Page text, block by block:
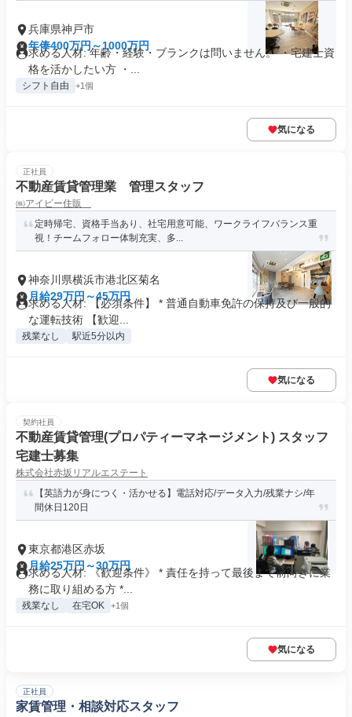
兵庫県神戸市
年俸400万円～1000万円
求める人材: 年齢・経験・ブランクは問いません。 ・宅建士資
格を活かしたい方 ・...
シフト自由 +1個
気になる
正社員
不動産賃貸管理業 管理スタッフ
㈱アイビー住販
定時帰宅、資格手当あり、社宅用意可能、ワークライフバランス重
視！チームフォロー体制充実、多...
神奈川県横浜市港北区菊名
月給29万円～45万円
求める人材: 【必須条件】 * 普通自動車免許の保持及び一般的
な運転技術 【歓迎...
残業なし 駅近5分以内
気になる
契約社員
不動産賃貸管理(プロパティーマネージメント) スタッフ
宅建士募集
株式会社赤坂リアルエステート
【英語力が身につく・活かせる】電話対応/データ入力/残業ナシ/年
間休日120日
東京都港区赤坂
月給25万円～30万円
求める人材: 《歓迎条件》 * 責任を持って最後まで前向きに業
務に取り組める方 *...
残業なし 在宅OK +1個
気になる
正社員
家賃管理・相談対応スタッフ